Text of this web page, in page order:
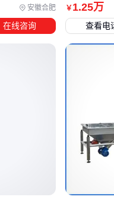
是，选择独立牵引机时，
为隐性成本。部分老式
，这时需要额外加装PLC
能场景，可优先考虑带牵
的同步控制能避免包装袋
物料处理则更适合采用专
段控制实现更灵活的产线
引机的密封设计虽能减少
安徽合肥
在线咨询
￥ 1.25万
查看电